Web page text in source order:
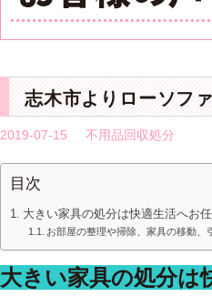
志木市よりローソフ
2019-07-15 不用品回収処分
目次
大きい家具の処分は快適生活へお
お部屋の整理や掃除、家具の移動、
大きい家具の処分は